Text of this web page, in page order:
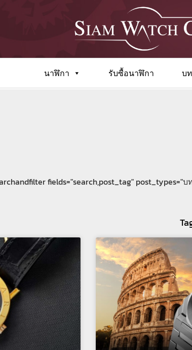
นาฬิกา รับซื้อนาฬิกา บ
fields="search,post_tag" post_types="